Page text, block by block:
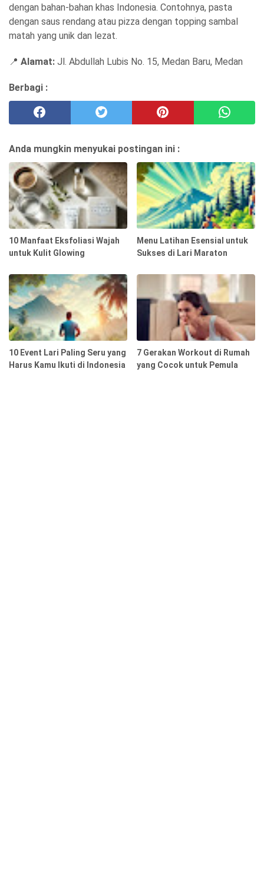
dengan bahan-bahan khas Indonesia. Contohnya, pasta
dengan saus rendang atau pizza dengan topping sambal
matah yang unik dan lezat.
📍 Alamat: Jl. Abdullah Lubis No. 15, Medan Baru, Medan
Berbagi :
Anda mungkin menyukai postingan ini :
10 Manfaat Eksfoliasi Wajah
untuk Kulit Glowing
Menu Latihan Esensial untuk
Sukses di Lari Maraton
10 Event Lari Paling Seru yang
Harus Kamu Ikuti di Indonesia
7 Gerakan Workout di Rumah
yang Cocok untuk Pemula